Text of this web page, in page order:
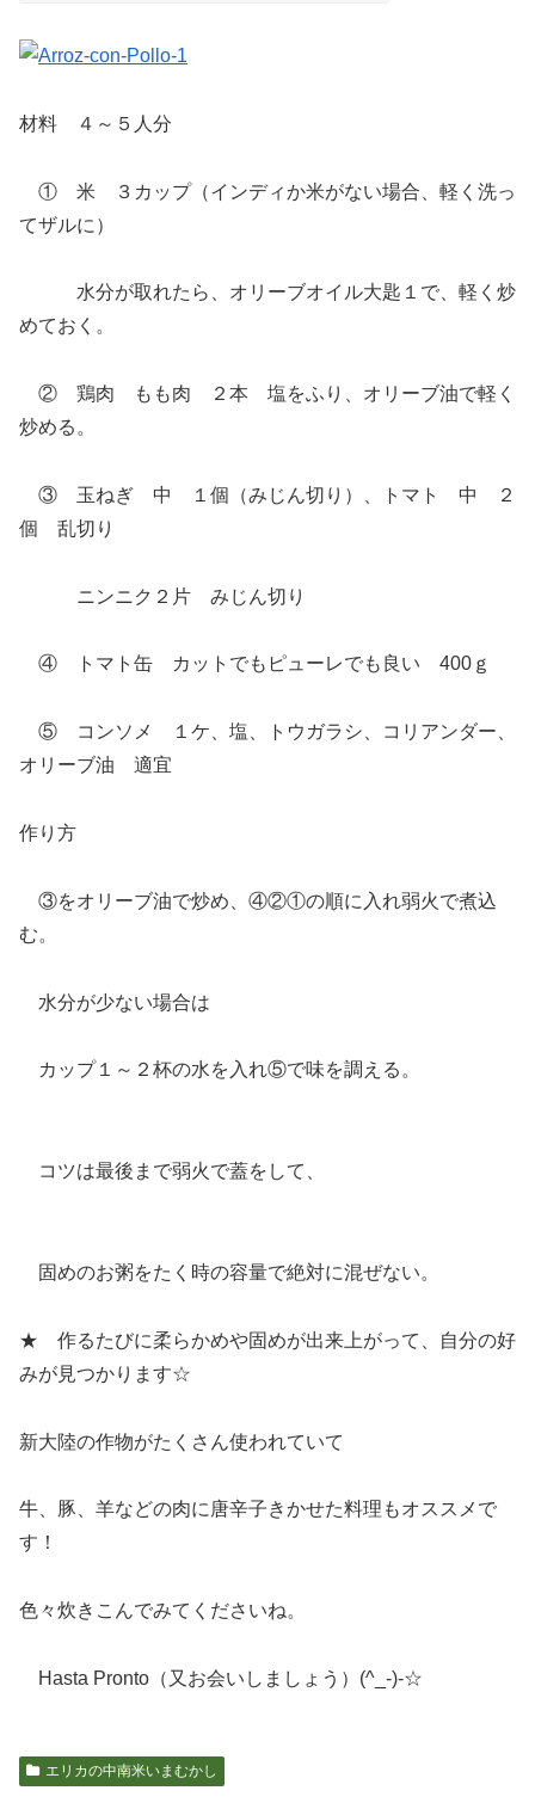
材料 ４～５人分
① 米 ３カップ（インディか米がない場合、軽く洗っ
てザルに）
水分が取れたら、オリーブオイル大匙１で、軽く炒
めておく。
② 鶏肉 もも肉 ２本 塩をふり、オリーブ油で軽く
炒める。
③ 玉ねぎ 中 １個（みじん切り）、トマト 中 ２
個 乱切り
ニンニク２片 みじん切り
④ トマト缶 カットでもピューレでも良い 400ｇ
⑤ コンソメ １ケ、塩、トウガラシ、コリアンダー、
オリーブ油 適宜
作り方
③をオリーブ油で炒め、④②①の順に入れ弱火で煮込
む。
水分が少ない場合は
カップ１～２杯の水を入れ⑤で味を調える。
コツは最後まで弱火で蓋をして、
固めのお粥をたく時の容量で絶対に混ぜない。
★ 作るたびに柔らかめや固めが出来上がって、自分の好
みが見つかります☆
新大陸の作物がたくさん使われていて
牛、豚、羊などの肉に唐辛子きかせた料理もオススメで
す！
色々炊きこんでみてくださいね。
Hasta Pronto（又お会いしましょう）(^_-)-☆
エリカの中南米いまむかし